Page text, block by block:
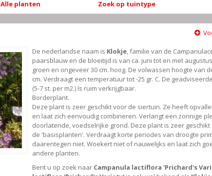
Alle planten Zoek op tuintype
De nederlandse naam is Klokje, familie van de
paarsblauw en de bloeitijd is van ca. juni tot en met
groen en ongeveer 30 cm. hoog. De volwassen hoogte van
cm. Verdraagt een temperatuur tot -25 gr. C. De
(5-7 st. per m2.) Is ruim verkrijgbaar.
Borderplant.
Deze plant is zeer geschikt voor de siertuin. Ze heeft
en laat zich eenvoudig combineren. Verlangt een zonnige
doorlatende, voedselrijke grond. Deze plant is zeer
de 'basisplanten'. Verdraagt korte periodes van droogte
daarentegen niet. Woekert niet of nauwelijks en laat zich
andere planten.
Bent u op zoek naar Campanula lactiflora 'Prichard's